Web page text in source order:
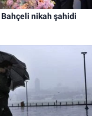
nikah şahidi